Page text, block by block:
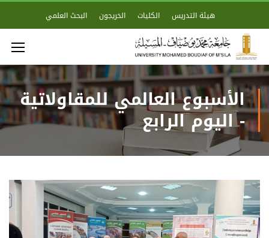
هيئة التدريس الكليات الخريجون البحث العلمي
الأسبوع العالمي للمقاولاتية
- اليوم الرابع